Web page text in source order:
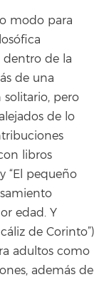
modo para
dentro de la
de una
pero
de lo
libros
“El pequeño
edad. Y
de Corinto”)
adultos como
además de